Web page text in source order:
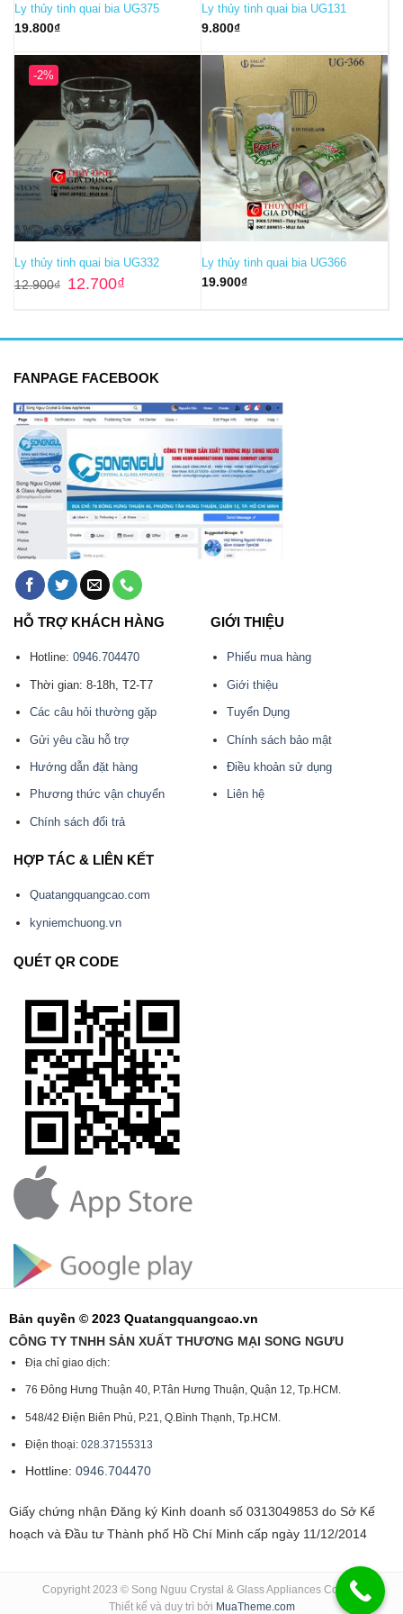
Ly thủy tinh quai bia UG375
19.800₫
Ly thủy tinh quai bia UG131
9.800₫
-2%
Ly thủy tinh quai bia UG332
12.900₫ Giá
gốc
12.700₫
Ly thủy tinh quai bia UG366
19.900₫
FANPAGE FACEBOOK
HỖ TRỢ KHÁCH HÀNG
Hotline: 0946.704470
Thời gian: 8-18h, T2-T7
Các câu hỏi thường gặp
Gửi yêu cầu hỗ trợ
Hướng dẫn đặt hàng
Phương thức vận chuyển
Chính sách đổi trả
GIỚI THIỆU
Phiếu mua hàng
Giới thiệu
Tuyển Dụng
Chính sách bảo mật
Điều khoản sử dụng
Liên hệ
HỢP TÁC & LIÊN KẾT
Quatangquangcao.com
kyniemchuong.vn
QUÉT QR CODE
Bản quyền © 2023 Quatangquangcao.vn
CÔNG TY TNHH SẢN XUẤT THƯƠNG MẠI SONG NGƯU
Địa chỉ giao dịch:
76 Đông Hưng Thuận 40, P.Tân Hưng Thuận, Quận 12, Tp.HCM.
548/42 Điện Biên Phủ, P.21, Q.Bình Thạnh, Tp.HCM.
Điện thoại: 028.37155313
Hottline: 0946.704470
Giấy chứng nhận Đăng ký Kinh doanh số 0313049853 do Sở Kế
hoạch và Đầu tư Thành phố Hồ Chí Minh cấp ngày 11/12/2014
Copyright 2023 © Song Nguu Crystal & Glass Appliances Co., Ltd
Thiết kế và duy trì bởi MuaTheme.com